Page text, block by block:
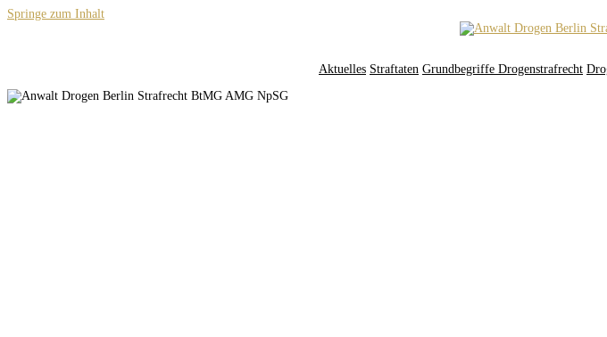
Springe zum Inhalt
Aktuelles Straftaten Grundbegriffe Drogenstrafrecht